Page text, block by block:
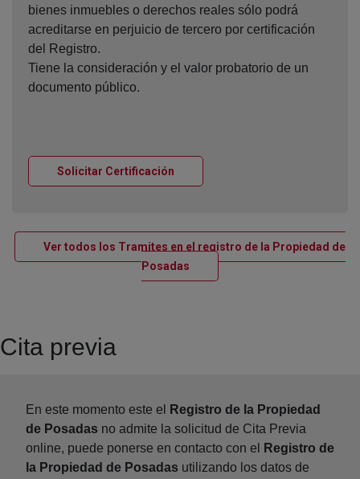
bienes inmuebles o derechos reales sólo podrá
acreditarse en perjuicio de tercero por certificación
del Registro.
Tiene la consideración y el valor probatorio de un
documento público.
Solicitar Certificación
Ver todos los Tramites en el registro de la Propiedad de
Posadas Ventana nueva
Cita previa
En este momento este el
Registro de la Propiedad
de Posadas no admite la solicitud de Cita Previa
online, puede ponerse en contacto con el
Registro de
la Propiedad de Posadas utilizando los datos de